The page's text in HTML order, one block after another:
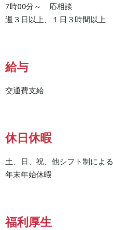
7時00分～　応相談
週３日以上、１日３時間以上
給与
交通費支給
休日休暇
土、日、祝、他シフト制による
年末年始休暇
福利厚生